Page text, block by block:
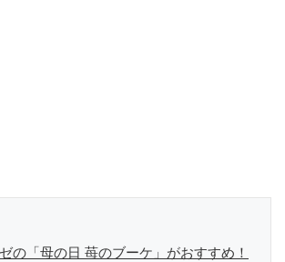
の「母の日 苺のブーケ」がおすすめ！